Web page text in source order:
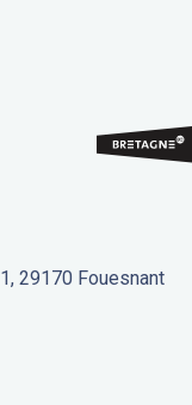
29170 Fouesnant